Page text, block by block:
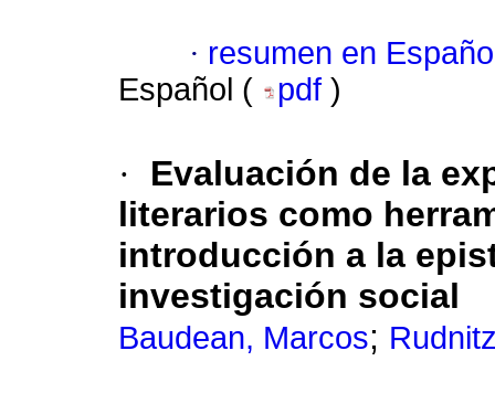
· resumen en
Español (
pdf )
·
Evaluación de la
literarios como
introducción a la
investigación social
Baudean, Marcos;